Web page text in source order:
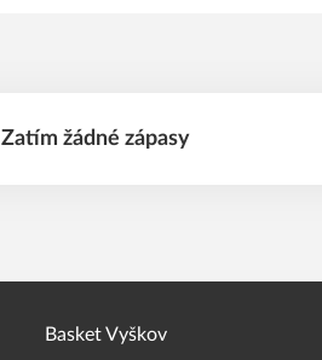
Zatím žádné zápasy